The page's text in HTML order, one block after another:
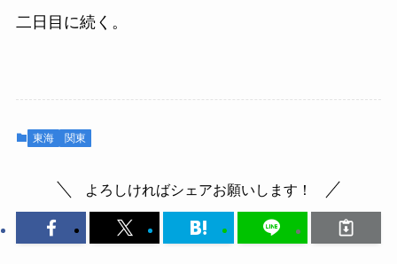
二日目に続く。
東海 関東
よろしければシェアお願いします！